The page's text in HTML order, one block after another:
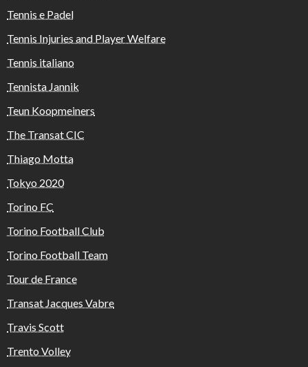
Tennis e Padel
Tennis Injuries and Player Welfare
Tennis italiano
Tennista Jannik
Teun Koopmeiners
The Transat CIC
Thiago Motta
Tokyo 2020
Torino FC
Torino Football Club
Torino Football Team
Tour de France
Transat Jacques Vabre
Travis Scott
Trento Volley